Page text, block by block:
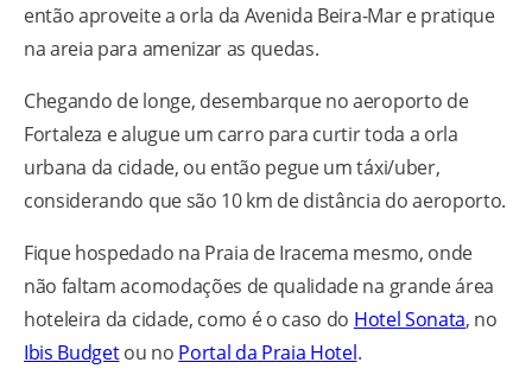
então aproveite a orla da Avenida Beira-Mar e pratique
na areia para amenizar as quedas.
Chegando de longe, desembarque no aeroporto de
Fortaleza e alugue um carro para curtir toda a orla
urbana da cidade, ou então pegue um táxi/uber,
considerando que são 10 km de distância do aeroporto.
Fique hospedado na Praia de Iracema mesmo, onde
não faltam acomodações de qualidade na grande área
hoteleira da cidade, como é o caso do Hotel Sonata, no
Ibis Budgetou no Portal da Praia Hotel.